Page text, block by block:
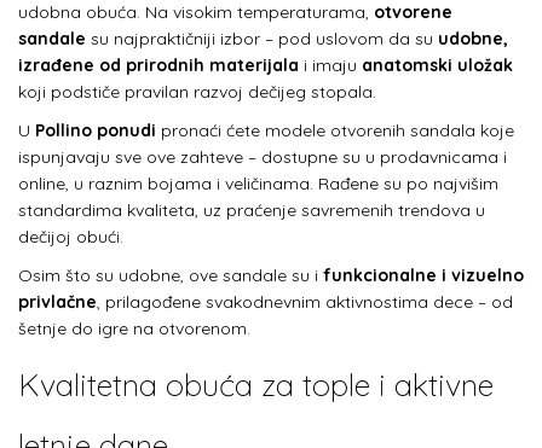
udobna obuća. Na visokim temperaturama, otvorene
sandale su najpraktičniji izbor – pod uslovom da su udobne,
izrađene od prirodnih materijala i imaju anatomski uložak
koji podstiče pravilan razvoj dečijeg stopala.
U Pollino ponudi pronaći ćete modele otvorenih sandala koje
ispunjavaju sve ove zahteve – dostupne su u prodavnicama i
online, u raznim bojama i veličinama. Rađene su po najvišim
standardima kvaliteta, uz praćenje savremenih trendova u
dečijoj obući.
Osim što su udobne, ove sandale su i funkcionalne i vizuelno
privlačne, prilagođene svakodnevnim aktivnostima dece – od
šetnje do igre na otvorenom.
Kvalitetna obuća za tople i aktivne